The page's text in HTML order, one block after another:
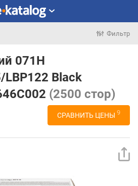
Фильтр
071H
Black
(2500 стор)
СРАВНИТЬ ЦЕНЫ 9